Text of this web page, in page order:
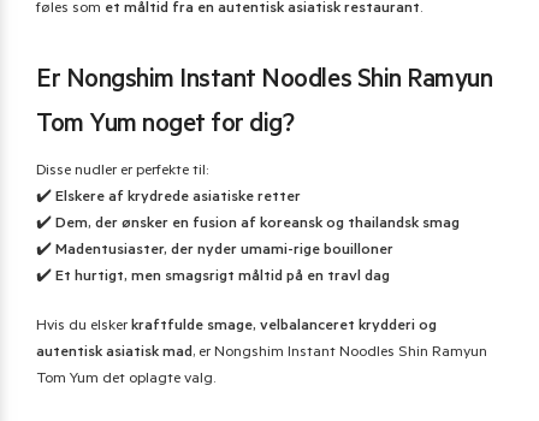
føles som et måltid fra en autentisk asiatisk restaurant.
Er Nongshim Instant Noodles Shin Ramyun
Tom Yum noget for dig?
Disse nudler er perfekte til:
✔️ Elskere af krydrede asiatiske retter
✔️ Dem, der ønsker en fusion af koreansk og thailandsk smag
✔️ Madentusiaster, der nyder umami-rige bouilloner
✔️ Et hurtigt, men smagsrigt måltid på en travl dag
Hvis du elsker kraftfulde smage, velbalanceret krydderi og
autentisk asiatisk mad, er Nongshim Instant Noodles Shin Ramyun
Tom Yum det oplagte valg.